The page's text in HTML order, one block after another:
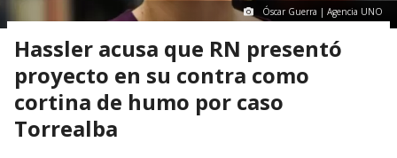
Óscar Guerra | Agencia UNO
Hassler acusa que RN presentó
proyecto en su contra como
cortina de humo por caso
Torrealba